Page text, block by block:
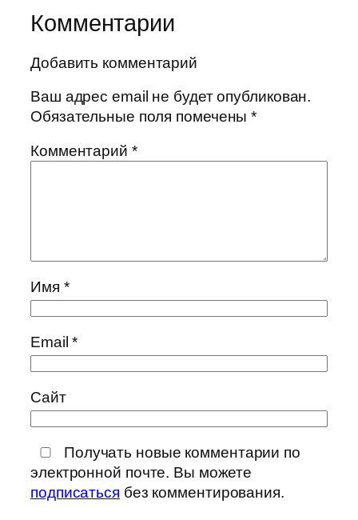
Комментарии
Добавить комментарий
Ваш адрес email не будет опубликован.
Обязательные поля помечены*
Комментарий *
Имя *
Email*
Сайт
Получать новые комментарии по
электронной почте. Вы можете
подписаться без комментирования.